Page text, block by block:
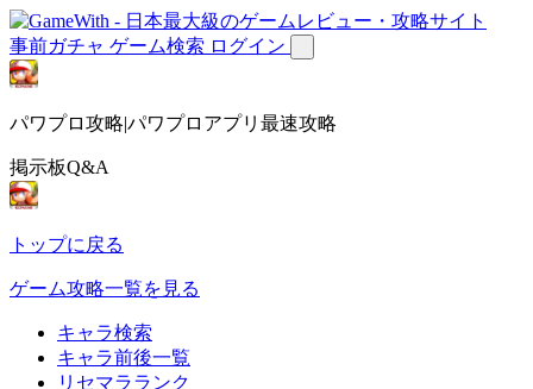
事前ガチャ ゲーム検索 ログイン
パワプロ攻略|パワプロアプリ最速攻略
掲示板Q&A
トップに戻る
ゲーム攻略一覧を見る
キャラ検索
キャラ前後一覧
リセマラランク